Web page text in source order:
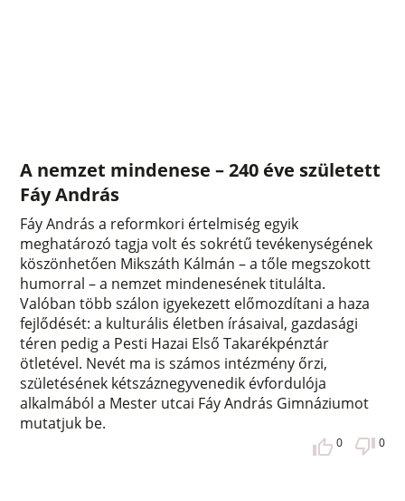
A nemzet mindenese – 240 éve született
Fáy András
Fáy András a reformkori értelmiség egyik
meghatározó tagja volt és sokrétű tevékenységének
köszönhetően Mikszáth Kálmán – a tőle megszokott
humorral – a nemzet mindenesének titulálta.
Valóban több szálon igyekezett előmozdítani a haza
fejlődését: a kulturális életben írásaival, gazdasági
téren pedig a Pesti Hazai Első Takarékpénztár
ötletével. Nevét ma is számos intézmény őrzi,
születésének kétszáznegyvenedik évfordulója
alkalmából a Mester utcai Fáy András Gimnáziumot
mutatjuk be.
0 0